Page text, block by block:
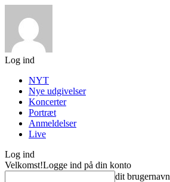
Log ind
NYT
Nye udgivelser
Koncerter
Portræt
Anmeldelser
Live
Log ind
Velkomst!Logge ind på din konto
dit brugernavn